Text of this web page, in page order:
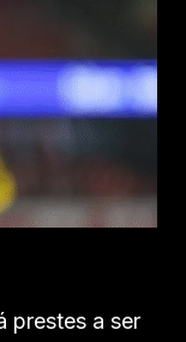
prestes a ser